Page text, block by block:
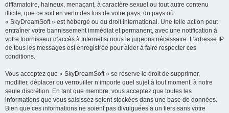
diffamatoire, haineux, menaçant, à caractère sexuel ou tout autre contenu
illicite, que ce soit en vertu des lois de votre pays, du pays où
« SkyDreamSoft » est hébergé ou du droit international. Une telle action peut
entraîner votre bannissement immédiat et permanent, avec une notification à
votre fournisseur d’accès à Internet si nous le jugeons nécessaire. L’adresse IP
de tous les messages est enregistrée pour aider à faire respecter ces
conditions.
Vous acceptez que « SkyDreamSoft » se réserve le droit de supprimer,
modifier, déplacer ou verrouiller n’importe quel sujet à tout moment, à notre
seule discrétion. En tant que membre, vous acceptez que toutes les
informations que vous saisissez soient stockées dans une base de données.
Bien que ces informations ne soient pas divulguées à un tiers sans votre